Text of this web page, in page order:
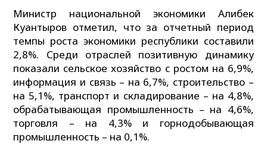
Министр национальной экономики Алибек
Куантыров отметил, что за отчетный период
темпы роста экономики республики составили
2,8%. Среди отраслей позитивную динамику
показали сельское хозяйство с ростом на 6,9%,
информация и связь – на 6,7%, строительство –
на 5,1%, транспорт и складирование – на 4,8%,
обрабатывающая промышленность – на 4,6%,
торговля – на 4,3% и горнодобывающая
промышленность – на 0,1%.